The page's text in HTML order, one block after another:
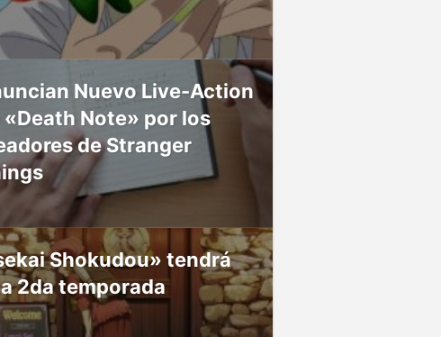
Nuevo Live-Action
«Death Note» por los
de Stranger
Shokudou» tendrá
2da temporada